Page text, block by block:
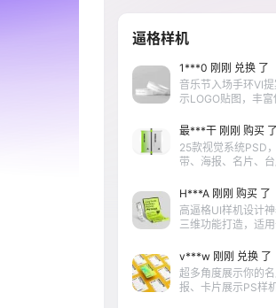
逼格样机
1***0 刚刚 兑换 了
音乐节入场手环VI
示LOGO贴图，丰富
最***干 刚刚 购买 了
25款视觉系统PSD
带、海报、名片、
H***A 刚刚 购买 了
高逼格UI样机设计
三维功能打造，适
v***w 刚刚 兑换 了
超多角度展示你的
报、卡片展示PS样